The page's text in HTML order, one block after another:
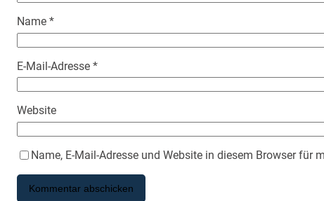
Name *
E-Mail-Adresse *
Website
Name, E-Mail-Adresse und Website in diesem Browser für